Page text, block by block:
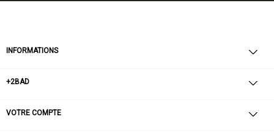
INFORMATIONS
+2BAD
VOTRE COMPTE